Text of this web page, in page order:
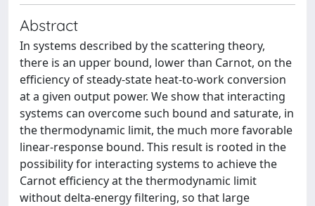
Abstract
In systems described by the scattering theory,
there is an upper bound, lower than Carnot, on the
efficiency of steady-state heat-to-work conversion
at a given output power. We show that interacting
systems can overcome such bound and saturate, in
the thermodynamic limit, the much more favorable
linear-response bound. This result is rooted in the
possibility for interacting systems to achieve the
Carnot efficiency at the thermodynamic limit
without delta-energy filtering, so that large